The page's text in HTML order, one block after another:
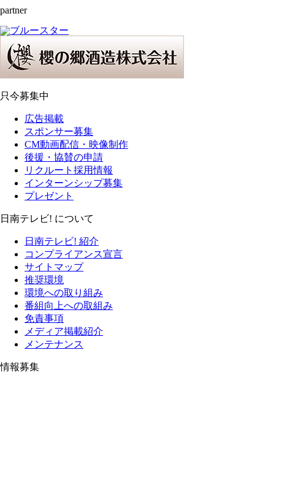
partner
只今募集中
広告掲載
スポンサー募集
CM動画配信・映像制作
後援・協賛の申請
リクルート採用情報
インターンシップ募集
プレゼント
日南テレビ! について
日南テレビ! 紹介
コンプライアンス宣言
サイトマップ
推奨環境
環境への取り組み
番組向上への取組み
免責事項
メディア掲載紹介
メンテナンス
情報募集